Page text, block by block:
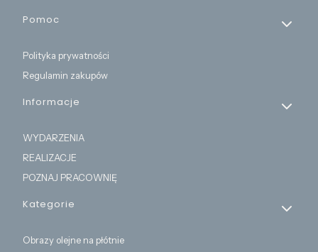
Pomoc
Polityka prywatności
Regulamin zakupów
Informacje
WYDARZENIA
REALIZACJE
POZNAJ PRACOWNIĘ
Kategorie
Obrazy olejne na płótnie